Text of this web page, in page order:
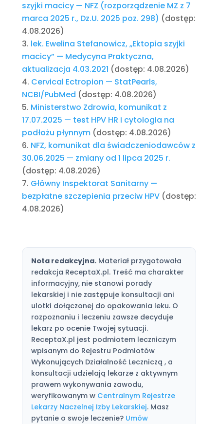
szyjki macicy — NFZ (rozporządzenie MZ z 7
marca 2025 r., Dz.U. 2025 poz. 298) (dostęp:
4.08.2026)
lek. Ewelina Stefanowicz, „Ektopia szyjki
macicy” — Medycyna Praktyczna,
aktualizacja 4.03.2021 (dostęp: 4.08.2026)
Cervical Ectropion — StatPearls,
NCBI/PubMed (dostęp: 4.08.2026)
Ministerstwo Zdrowia, komunikat z
17.07.2025 — test HPV HR i cytologia na
podłożu płynnym(dostęp: 4.08.2026)
NFZ, komunikat dla świadczeniodawców z
30.06.2025 — zmiany od 1 lipca 2025 r.
(dostęp: 4.08.2026)
Główny Inspektorat Sanitarny —
bezpłatne szczepienia przeciw HPV(dostęp:
4.08.2026)
Nota redakcyjna.Materiał przygotowała
redakcja ReceptaX.pl. Treść ma charakter
informacyjny, nie stanowi porady
lekarskiej i nie zastępuje konsultacji ani
ulotki dołączonej do opakowania leku. O
rozpoznaniu i leczeniu zawsze decyduje
lekarz po ocenie Twojej sytuacji.
ReceptaX.pl jest podmiotem leczniczym
wpisanym do Rejestru Podmiotów
Wykonujących Działalność Leczniczą , a
konsultacji udzielają lekarze z aktywnym
prawem wykonywania zawodu,
weryfikowanym w Centralnym Rejestrze
Lekarzy Naczelnej Izby Lekarskiej. Masz
pytanie o swoje leczenie? Umów